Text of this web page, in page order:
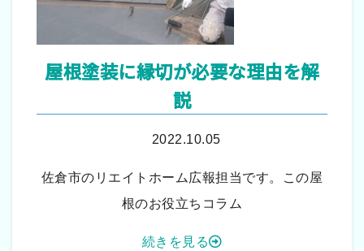
屋根塗装に縁切が必要な理由を解
説
2022.10.05
佐倉市のリエイトホーム広報担当です。この屋
根のお役立ちコラム
続きを見る